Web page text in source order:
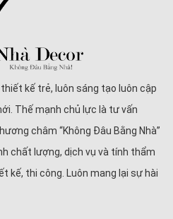
kế trẻ, luôn sáng tạo luôn cập
Thế mạnh chủ lực là tư vấn
châm “Không Đâu Bằng Nhà”
chất lượng, dịch vụ và tính thẩm
kế, thi công. Luôn mang lại sự hài